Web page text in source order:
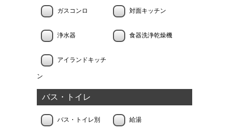
ガスコンロ 対面キッチン
浄水器 食器洗浄乾燥機
アイランドキッチ
ン
バス・トイレ
バス・トイレ別 給湯